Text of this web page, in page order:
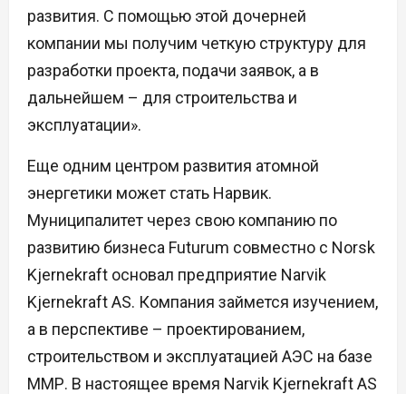
развития. С помощью этой дочерней
компании мы получим четкую структуру для
разработки проекта, подачи заявок, а в
дальнейшем – для строительства и
эксплуатации».
Еще одним центром развития атомной
энергетики может стать Нарвик.
Муниципалитет через свою компанию по
развитию бизнеса Futurum совместно с Norsk
Kjernekraft основал предприятие Narvik
Kjernekraft AS. Компания займется изучением,
а в перспективе – проектированием,
строительством и эксплуатацией АЭС на базе
ММР. В настоящее время Narvik Kjernekraft AS